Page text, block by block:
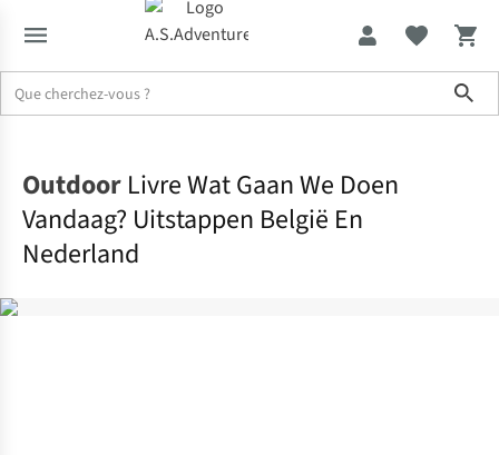
Outdoor Livre Wat Gaan We Doen
Vandaag? Uitstappen België En
Nederland